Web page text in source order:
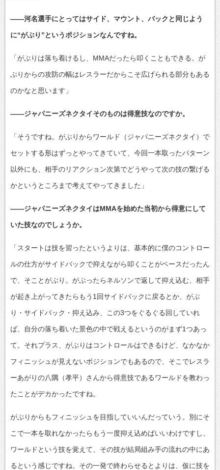
――河名選手にとってはサイド、マウント、バックと同じよう
に“がぶり”というポジションなんですね。
「がぶりは落ち着けるし、MMAだったら叩くこともできる。が
ぶりからの攻防の幅はレスラーだからこそ広げられる部分もある
のかなと思います」
――ジャパニーズネクタイそのものは得意技なのですか。
「そうですね。がぶりからワールド（ジャパニーズネクタイ）で
セットする形はずっとやってきていて、今回一本取ったパターン
以外にも、相手のリアクション次第でどうやって次の技の繋げる
かというところまで考えてやってきました」
――ジャパニーズネクタイはMMAを始めた当初から得意にして
いた技なのでしょうか。
「スタートは技を習ったというよりは、基本的に僕のコントロー
ルの仕方がサイドバックで抑えながら叩くことがベースだったん
で、そことがぶり。がぶったらネルソンで返して抑え込む、相手
が起き上がってきたらもう1回サイドバックに戻るとか、がぶ
り・サイドバック・抑え込み、この3つをぐるぐる回していれ
ば、自分の落ち着いた景色の中で戦えるというのがまず1つあっ
て。それプラス、がぶりはコントロールはできるけど、なかなか
フィニッシュが見えないポジションでもあるので、そこでレスラ
ーあがりの八隅（孝平）さんから得意技であるワールドを教わっ
たことがデカかったですね。
がぶりからもフィニッシュを目指していいんだっていう。別にそ
こで一本を取れなかったらもう一度抑え込めばいいわけですし、
ワールドという技を覚えて、その技が結局組み手の流れの中にあ
るという感じですね。その一発で終わらせるとよりは、仮に技を